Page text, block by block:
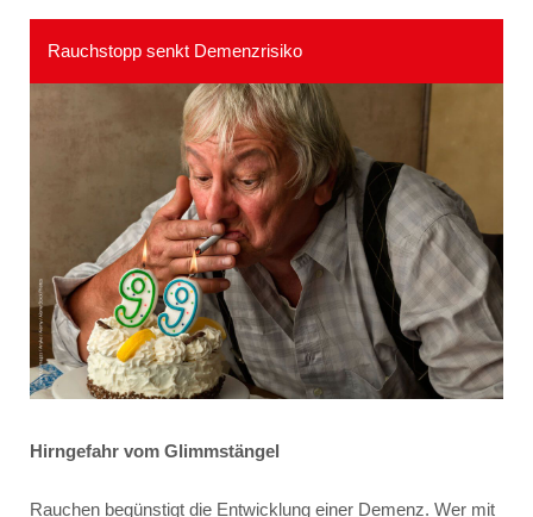
Rauchstopp senkt Demenzrisiko
Hirngefahr vom Glimmstängel
Rauchen begünstigt die Entwicklung einer Demenz. Wer mit